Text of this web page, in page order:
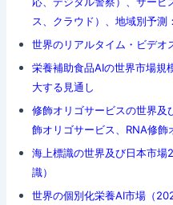
ス、クラウド）、地域別予
世界のリアルタイム・ビデオ
栄養補助食品AIの世界市場規
大する見通し
修飾オリゴサービスの世界
飾オリゴサービス、RNA修飾
海上標識の世界及び日本市
識）
世界の個別化栄養AI市場（